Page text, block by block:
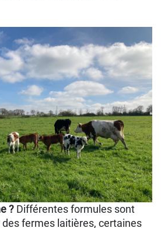
? Différentes formules sont
fermes laitières, certaines